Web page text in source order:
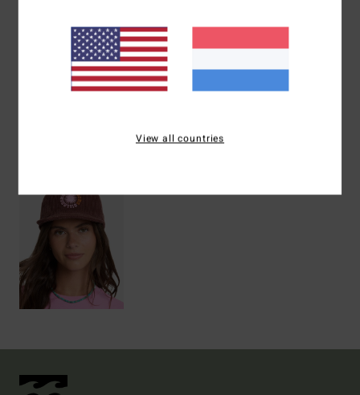
Samenstelling[Hoofdstof] 100% katoen
Bezorging & Retour
Recently ViewedView all countries